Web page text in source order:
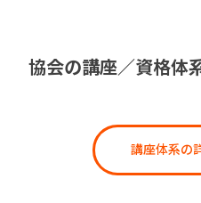
協会の講座／資格体
講座体系の